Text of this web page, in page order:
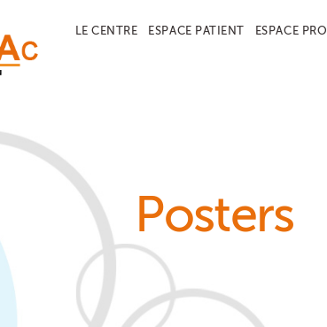
LE CENTRE ESPACE PATIENT ESPACE PRO
Posters